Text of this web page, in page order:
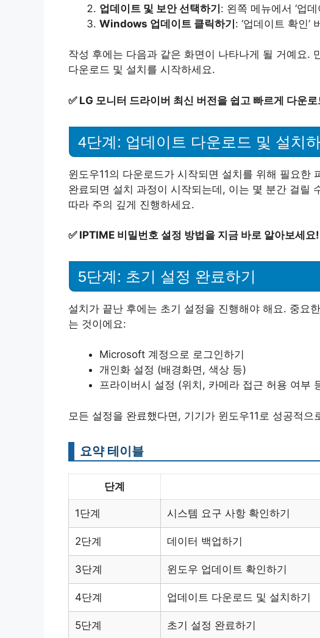
업데이트 및 보안 선택하기: 왼쪽 메뉴에서 ‘업
Windows 업데이트 클릭하기: ‘업데이트 확인’
작성 후에는 다음과 같은 화면이 나타나게 될 거예요.
다운로드 및 설치를 시작하세요.
✅ LG 모니터 드라이버 최신 버전을 쉽고 빠르게 다운
4단계: 업데이트 다운로드 및 설치
윈도우11의 다운로드가 시작되면 설치를 위해 필요한
완료되면 설치 과정이 시작되는데, 이는 몇 분간 걸릴
따라 주의 깊게 진행하세요.
✅ IPTIME 비밀번호 설정 방법을 지금 바로 알아보세요!
5단계: 초기 설정 완료하기
설치가 끝난 후에는 초기 설정을 진행해야 해요. 중요
는 것이에요:
Microsoft 계정으로 로그인하기
개인화 설정 (배경화면, 색상 등)
프라이버시 설정 (위치, 카메라 접근 허용 여부
모든 설정을 완료했다면, 기기가 윈도우11로 성공적으
요약 테이블
단계
1단계 시스템 요구 사항 확인하기
2단계 데이터 백업하기
3단계 윈도우 업데이트 확인하기
4단계 업데이트 다운로드 및 설치하기
5단계 초기 설정 완료하기